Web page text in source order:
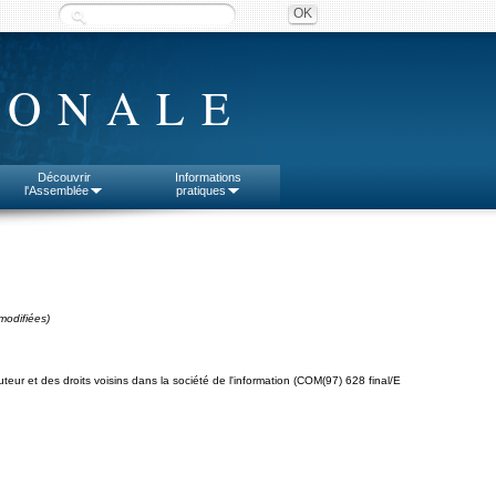
Découvrir
l'Assemblée
Informations
pratiques
et des droits voisins dans la société de l'information (COM(97) 628 final/E